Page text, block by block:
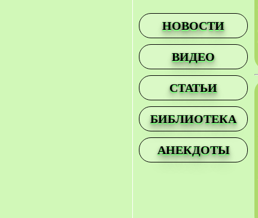
НОВОСТИ
ВИДЕО
СТАТЬИ
БИБЛИОТЕКА
АНЕКДОТЫ